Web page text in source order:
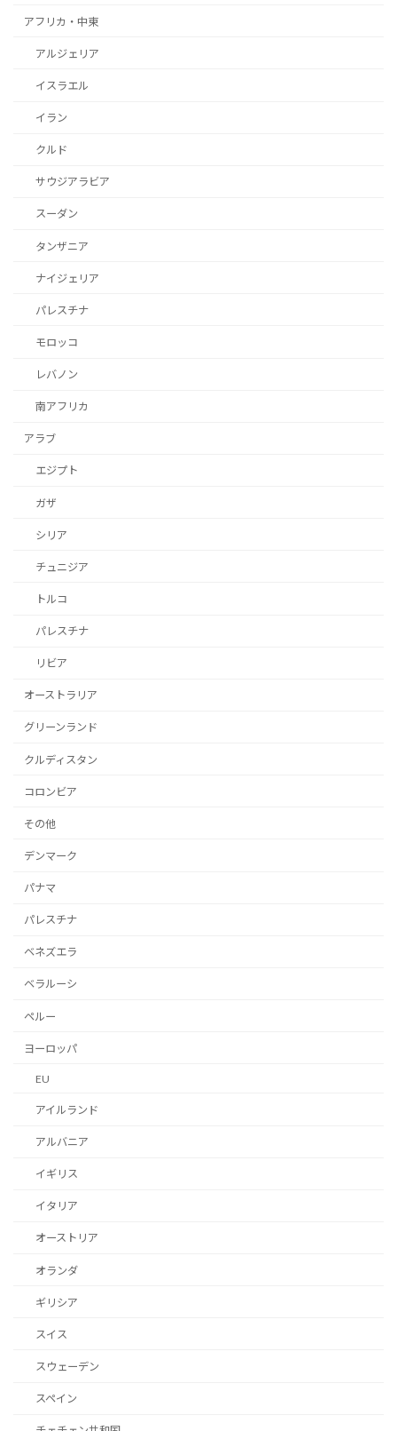
アフリカ・中東
アルジェリア
イスラエル
イラン
クルド
サウジアラビア
スーダン
タンザニア
ナイジェリア
パレスチナ
モロッコ
レバノン
南アフリカ
アラブ
エジプト
ガザ
シリア
チュニジア
トルコ
パレスチナ
リビア
オーストラリア
グリーンランド
クルディスタン
コロンビア
その他
デンマーク
パナマ
パレスチナ
ベネズエラ
ベラルーシ
ペルー
ヨーロッパ
EU
アイルランド
アルバニア
イギリス
イタリア
オーストリア
オランダ
ギリシア
スイス
スウェーデン
スペイン